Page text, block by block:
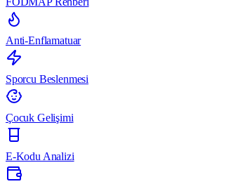
Anti-Enflamatuar
Sporcu Beslenmesi
Çocuk Gelişimi
E-Kodu Analizi